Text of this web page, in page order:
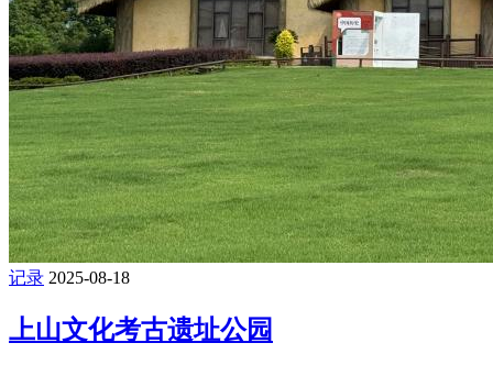
记录 2025-08-18
上山文化考古遗址公园